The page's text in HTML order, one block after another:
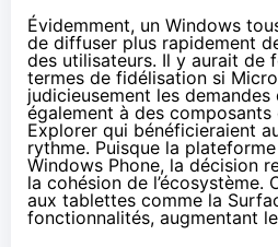
Évidemment, un Windows
de diffuser plus rapidement
des utilisateurs. Il y aurait de
termes de fidélisation si
judicieusement les
également à des composants
Explorer qui bénéficieraient
rythme. Puisque la
Windows Phone, la décision
la cohésion de l’écosystème.
aux tablettes comme la
fonctionnalités, augmentant